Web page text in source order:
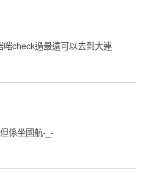
啱check過最遠可以去到大連
係坐國航-_-